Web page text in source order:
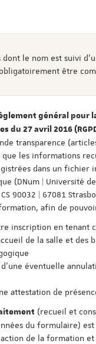
dont le nom est suivi
être
général pour
du 27 avril 2016
transparence
que les informations
dans un fichier
(DNum | Université
90032 | 67081
afin de
inscription en tenant
de la salle et des
éventuelle
attestation de
(recueil et
du formulaire)
de la formation